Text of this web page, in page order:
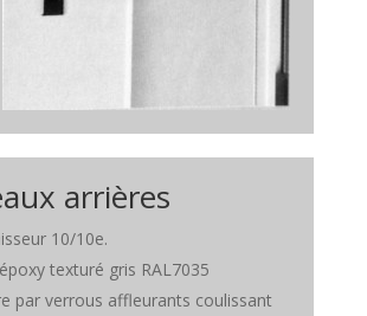
arrières
10/10e.
texturé gris RAL7035
par verrous affleurants coulissant